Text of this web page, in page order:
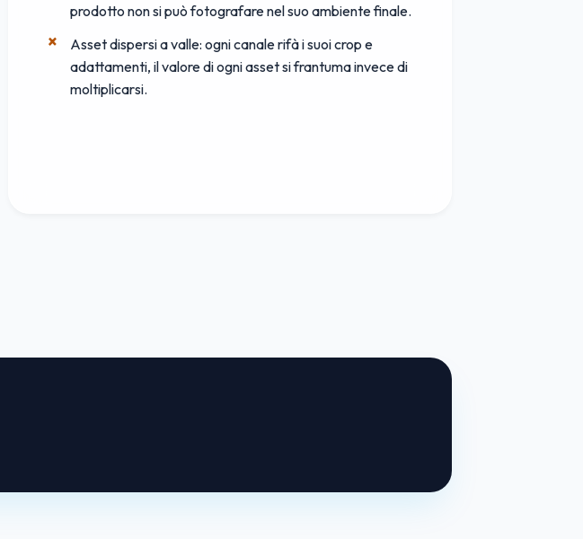
prodotto non si può fotografare nel suo ambiente finale.
Asset dispersi a valle: ogni canale rifà i suoi crop e
adattamenti, il valore di ogni asset si frantuma invece di
moltiplicarsi.